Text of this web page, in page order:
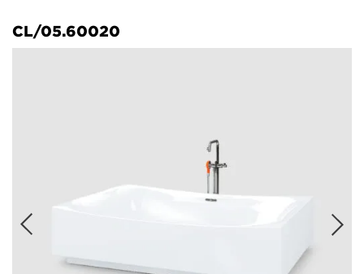
CL/05.60020